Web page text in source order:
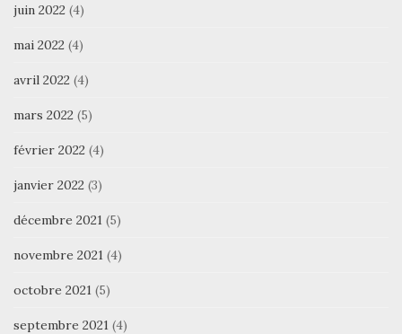
juin 2022 (4)
mai 2022 (4)
avril 2022 (4)
mars 2022 (5)
février 2022 (4)
janvier 2022 (3)
décembre 2021 (5)
novembre 2021 (4)
octobre 2021 (5)
septembre 2021 (4)